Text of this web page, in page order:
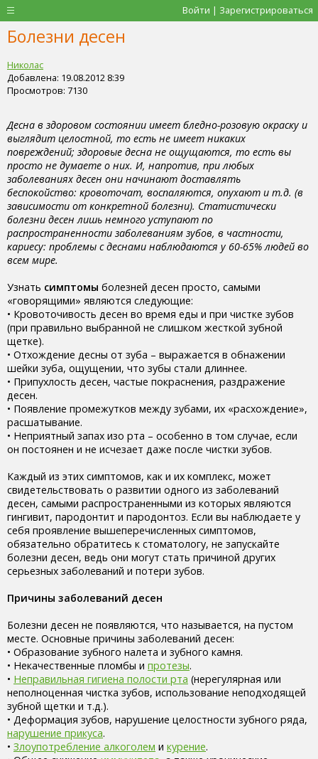
Войти | Зарегистрироваться
Болезни десен
Николас
Добавлена: 19.08.2012 8:39
Просмотров: 7130
Десна в здоровом состоянии имеет бледно-розовую окраску и
выглядит целостной, то есть не имеет никаких
повреждений; здоровые десна не ощущаются, то есть вы
просто не думаете о них. И, напротив, при любых
заболеваниях десен они начинают доставлять
беспокойство: кровоточат, воспаляются, опухают и т.д. (в
зависимости от конкретной болезни). Статистически
болезни десен лишь немного уступают по
распространенности заболеваниям зубов, в частности,
кариесу: проблемы с деснами наблюдаются у 60-65% людей во
всем мире.
Узнать симптомы болезней десен просто, самыми
«говорящими» являются следующие:
• Кровоточивость десен во время еды и при чистке зубов
(при правильно выбранной не слишком жесткой зубной
щетке).
• Отхождение десны от зуба – выражается в обнажении
шейки зуба, ощущении, что зубы стали длиннее.
• Припухлость десен, частые покраснения, раздражение
десен.
• Появление промежутков между зубами, их «расхождение»,
расшатывание.
• Неприятный запах изо рта – особенно в том случае, если
он постоянен и не исчезает даже после чистки зубов.
Каждый из этих симптомов, как и их комплекс, может
свидетельствовать о развитии одного из заболеваний
десен, самыми распространенными из которых являются
гингивит, пародонтит и пародонтоз. Если вы наблюдаете у
себя проявление вышеперечисленных симптомов,
обязательно обратитесь к стоматологу, не запускайте
болезни десен, ведь они могут стать причиной других
серьезных заболеваний и потери зубов.
Причины заболеваний десен
Болезни десен не появляются, что называется, на пустом
месте. Основные причины заболеваний десен:
• Образование зубного налета и зубного камня.
• Некачественные пломбы и протезы.
• Неправильная гигиена полости рта (нерегулярная или
неполноценная чистка зубов, использование неподходящей
зубной щетки и т.д.).
• Деформация зубов, нарушение целостности зубного ряда,
нарушение прикуса.
• Злоупотребление алкоголем и курение.